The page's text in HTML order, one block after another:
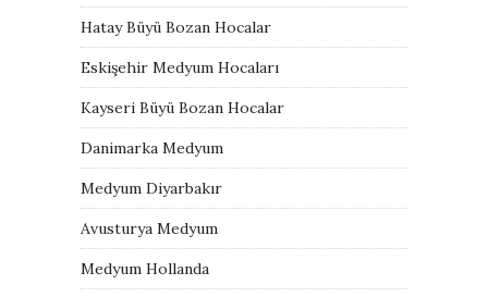
Hatay Büyü Bozan Hocalar
Eskişehir Medyum Hocaları
Kayseri Büyü Bozan Hocalar
Danimarka Medyum
Medyum Diyarbakır
Avusturya Medyum
Medyum Hollanda